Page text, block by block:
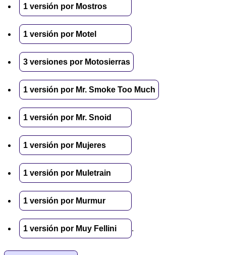
1 versión por Mostros
1 versión por Motel
3 versiones por Motosierras
1 versión por Mr. Smoke Too Much
1 versión por Mr. Snoid
1 versión por Mujeres
1 versión por Muletrain
1 versión por Murmur
1 versión por Muy Fellini .